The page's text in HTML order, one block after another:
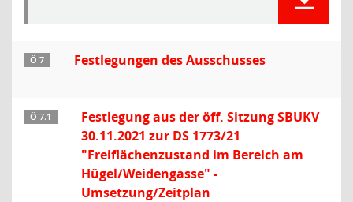
Ö 7 Festlegungen des Ausschusses
Ö 7.1
Festlegung aus der öff. Sitzung SBUKV
30.11.2021 zur DS 1773/21
"Freiflächenzustand im Bereich am
Hügel/Weidengasse" -
Umsetzung/Zeitplan